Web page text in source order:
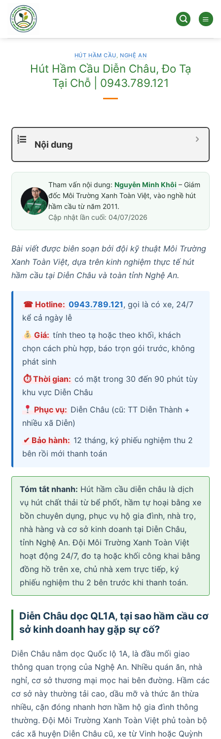
qua
dung
HÚT HẦM CẦU, NGHỆ AN
Hút Hầm Cầu Diễn Châu, Đo Tạ
Tại Chỗ | 0943.789.121
Nội dung
Tham vấn nội dung: Nguyễn Minh Khôi – Giám
đốc Môi Trường Xanh Toàn Việt, vào nghề hút
hầm cầu từ năm 2011.
Cập nhật lần cuối: 04/07/2026
Bài viết được biên soạn bởi đội kỹ thuật Môi Trường
Xanh Toàn Việt, dựa trên kinh nghiệm thực tế hút
hầm cầu tại Diễn Châu và toàn tỉnh Nghệ An.
☎ Hotline: 0943.789.121, gọi là có xe, 24/7
kể cả ngày lễ
Giá: tính theo tạ hoặc theo khối, khách
chọn cách phù hợp, báo trọn gói trước, không
phát sinh
⏱ Thời gian: có mặt trong 30 đến 90 phút tùy
khu vực Diễn Châu
Phục vụ: Diễn Châu (cũ: TT Diễn Thành +
nhiều xã Diễn)
✔ Bảo hành: 12 tháng, ký phiếu nghiệm thu 2
bên rồi mới thanh toán
Tóm tắt nhanh: Hút hầm cầu diễn châu là dịch
vụ hút chất thải từ bể phốt, hầm tự hoại bằng xe
bồn chuyên dụng, phục vụ hộ gia đình, nhà trọ,
nhà hàng và cơ sở kinh doanh tại Diễn Châu,
tỉnh Nghệ An. Đội Môi Trường Xanh Toàn Việt
hoạt động 24/7, đo tạ hoặc khối công khai bằng
đồng hồ trên xe, chủ nhà xem trực tiếp, ký
phiếu nghiệm thu 2 bên trước khi thanh toán.
Diễn Châu dọc QL1A, tại sao hầm cầu cơ
sở kinh doanh hay gặp sự cố?
Diễn Châu nằm dọc Quốc lộ 1A, là đầu mối giao
thông quan trọng của Nghệ An. Nhiều quán ăn, nhà
nghỉ, cơ sở thương mại mọc hai bên đường. Hầm các
cơ sở này thường tải cao, dầu mỡ và thức ăn thừa
nhiều, cặn đóng nhanh hơn hầm hộ gia đình thông
thường. Đội Môi Trường Xanh Toàn Việt phủ toàn bộ
các xã huyện Diễn Châu cũ, xe từ Vinh hoặc Quỳnh